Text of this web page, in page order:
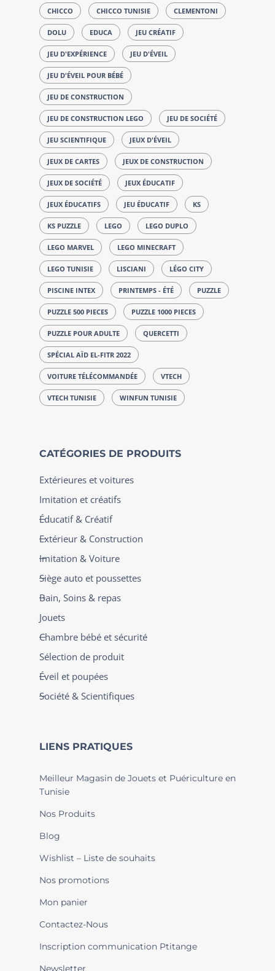
CHICCO CHICCO TUNISIE CLEMENTONI
DOLU EDUCA JEU CRÉATIF
JEU D'EXPÉRIENCE JEU D'ÉVEIL
JEU D'ÉVEIL POUR BÉBÉ
JEU DE CONSTRUCTION
JEU DE CONSTRUCTION LEGO JEU DE SOCIÉTÉ
JEU SCIENTIFIQUE JEUX D'ÉVEIL
JEUX DE CARTES JEUX DE CONSTRUCTION
JEUX DE SOCIÉTÉ JEUX ÉDUCATIF
JEUX ÉDUCATIFS JEU ÉDUCATIF KS
KS PUZZLE LEGO LEGO DUPLO
LEGO MARVEL LEGO MINECRAFT
LEGO TUNISIE LISCIANI LÉGO CITY
PISCINE INTEX PRINTEMPS - ÉTÉ PUZZLE
PUZZLE 500 PIECES PUZZLE 1000 PIECES
PUZZLE POUR ADULTE QUERCETTI
SPÉCIAL AÏD EL-FITR 2022
VOITURE TÉLÉCOMMANDÉE VTECH
VTECH TUNISIE WINFUN TUNISIE
CATÉGORIES DE PRODUITS
Extérieures et voitures
Imitation et créatifs
Éducatif & Créatif
Extérieur & Construction
Imitation & Voiture
Siège auto et poussettes
Bain, Soins & repas
Jouets
Chambre bébé et sécurité
Sélection de produit
Éveil et poupées
Société & Scientifiques
LIENS PRATIQUES
Meilleur Magasin de Jouets et Puériculture en
Tunisie
Nos Produits
Blog
Wishlist – Liste de souhaits
Nos promotions
Mon panier
Contactez-Nous
Inscription communication Ptitange
Newsletter